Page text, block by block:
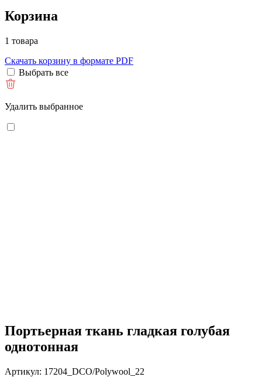
Корзина
1 товара
Скачать корзину в формате PDF
Выбрать все
Удалить выбранное
Портьерная ткань гладкая голубая
однотонная
Артикул: 17204_DCO/Polywool_22